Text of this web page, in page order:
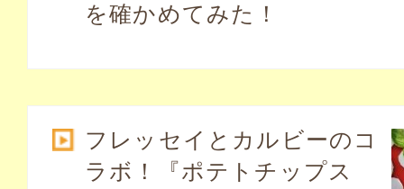
を確かめてみた！
フレッセイとカルビーのコ
ラボ！『ポテトチップス